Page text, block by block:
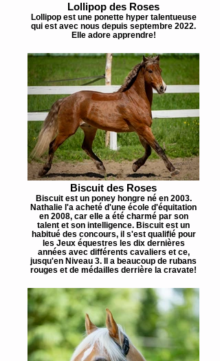
Lollipop des Roses
Lollipop est une ponette hyper talentueuse
qui est avec nous depuis septembre 2022.
Elle adore apprendre!
Biscuit des Roses
Biscuit est un poney hongre né en 2003.
Nathalie l'a acheté d'une école d'équitation
en 2008, car elle a été charmé par son
talent et son intelligence. Biscuit est un
habitué des concours, il s'est qualifié pour
les Jeux équestres les dix dernières
années avec différents cavaliers et ce,
jusqu'en Niveau 3. Il a beaucoup de rubans
rouges et de médailles derrière la cravate!